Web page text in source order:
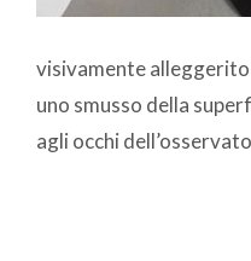
visivamente
uno smusso della
agli occhi